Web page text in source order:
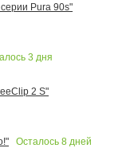
Pura 90s"
3 дня
2 S"
Осталось 8 дней